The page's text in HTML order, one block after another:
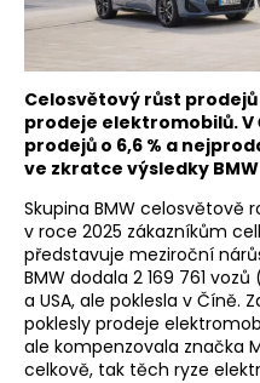
Celosvětový růst
prodeje elektromobilů.
prodejů o 6,6 % a
ve zkratce výsledky
Skupina BMW celosvětově
v roce 2025 zákazníkům
představuje meziroční
BMW dodala 2 169 761
a USA, ale poklesla v Číně.
poklesly prodeje
ale kompenzovala značka
celkově, tak těch ryze